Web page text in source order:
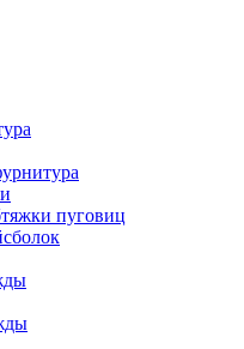
пуговиц